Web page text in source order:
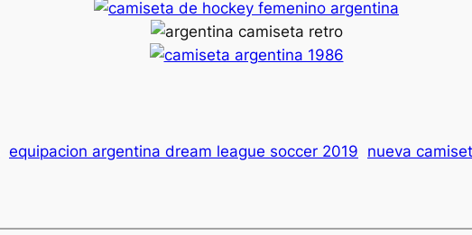
equipacion argentina dream league soccer 2019 nueva